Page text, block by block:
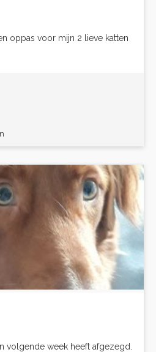
oppas voor mijn 2 lieve katten
volgende week heeft afgezegd.